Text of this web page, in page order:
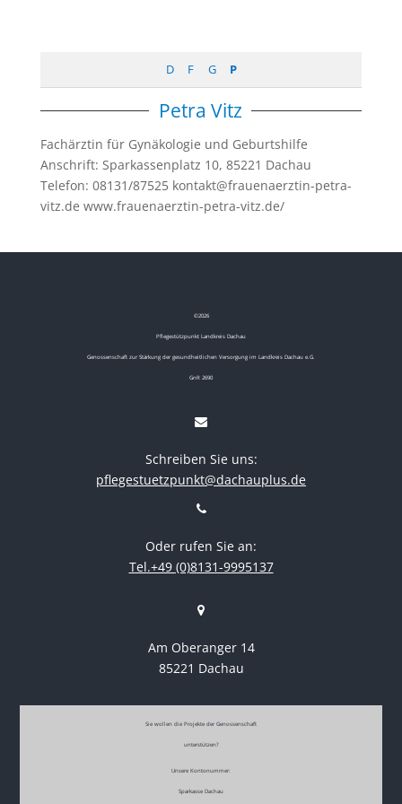
D F G P
Petra Vitz
Fachärztin für Gynäkologie und Geburtshilfe
Anschrift: Sparkassenplatz 10, 85221 Dachau
Telefon: 08131/87525 kontakt@frauenaerztin-petra-
vitz.de www.frauenaerztin-petra-vitz.de/
©2026
Pflegestützpunkt Landkreis Dachau
Genossenschaft zur Stärkung der gesundheitlichen Versorgung im Landkreis Dachau e.G.
GnR 2690
Schreiben Sie uns:
pflegestuetzpunkt@dachauplus.de
Oder rufen Sie an:
Tel.+49 (0)8131-9995137
Am Oberanger 14
85221 Dachau
Sie wollen die Projekte der Genossenschaft
unterstützen?
Unsere Kontonummer:
Sparkasse Dachau